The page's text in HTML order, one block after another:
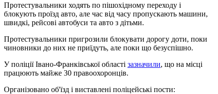
Протестувальники ходять по пішохідному переходу і
блокують проїзд авто, але час від часу пропускають машини,
швидкі, рейсові автобуси та авто з дітьми.
Протестувальники пригрозили блокувати дорогу доти, поки
чиновники до них не приїдуть, але поки що безуспішно.
У поліції Івано-Франківської області зазначили, що на місці
працюють майже 30 правоохоронців.
Організовано об'їзд і виставлені поліцейські пости: